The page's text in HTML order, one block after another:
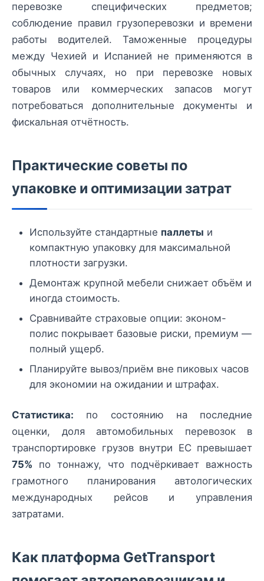
перевозке специфических предметов;
соблюдение правил грузоперевозки и времени
работы водителей. Таможенные процедуры
между Чехией и Испанией не применяются в
обычных случаях, но при перевозке новых
товаров или коммерческих запасов могут
потребоваться дополнительные документы и
фискальная отчётность.
Практические советы по
упаковке и оптимизации затрат
Используйте стандартные паллеты и
компактную упаковку для максимальной
плотности загрузки.
Демонтаж крупной мебели снижает объём и
иногда стоимость.
Сравнивайте страховые опции: эконом-
полис покрывает базовые риски, премиум —
полный ущерб.
Планируйте вывоз/приём вне пиковых часов
для экономии на ожидании и штрафах.
Статистика: по состоянию на последние
оценки, доля автомобильных перевозок в
транспортировке грузов внутри ЕС превышает
75% по тоннажу, что подчёркивает важность
грамотного планирования автологических
международных рейсов и управления
затратами.
Как платформа GetTransport